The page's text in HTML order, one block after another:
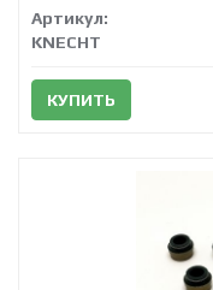
Артикул:
KNECHT
КУПИТЬ